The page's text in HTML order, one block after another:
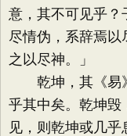
意，其不可见乎？
尽情伪，系辞焉
之以尽神。」
乾坤，其《易》
乎其中矣。乾坤毁
见，则乾坤或几乎